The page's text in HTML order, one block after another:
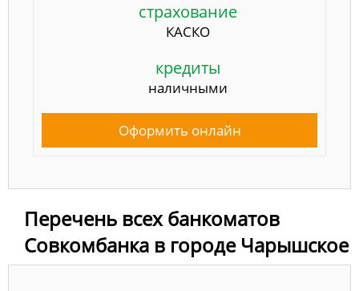
страхование
КАСКО
кредиты
наличными
Оформить онлайн
Перечень всех банкоматов
Совкомбанка в городе Чарышское